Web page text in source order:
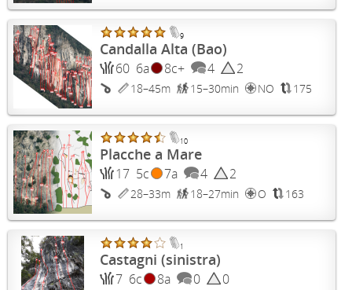
9
Candalla Alta (Bao)
60 6a 8c+ 4 2
18–45m 15–30min NO 175
10
Placche a Mare
17 5c 7a 4 2
28–33m 18–27min O 163
1
Castagni (sinistra)
7 6c 8a 0 0